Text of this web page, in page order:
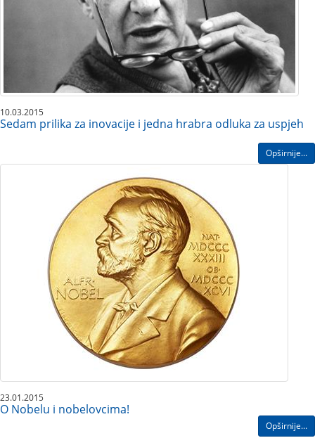
10.03.2015
Sedam prilika za inovacije i jedna hrabra odluka za uspjeh
Opširnije...
23.01.2015
O Nobelu i nobelovcima!
Opširnije...